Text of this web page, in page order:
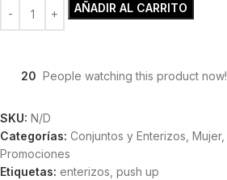
AÑADIR AL CARRITO
20 People watching this product now!
SKU: N/D
Categorías: Conjuntos y Enterizos Mujer,
Promociones
Etiquetas: enterizos push up